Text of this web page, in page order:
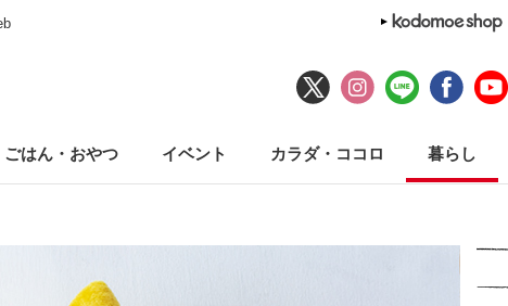
ごはん・おやつ イベント カラダ・ココロ 暮らし